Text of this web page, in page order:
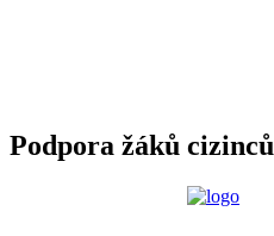
Podpora žáků cizinců